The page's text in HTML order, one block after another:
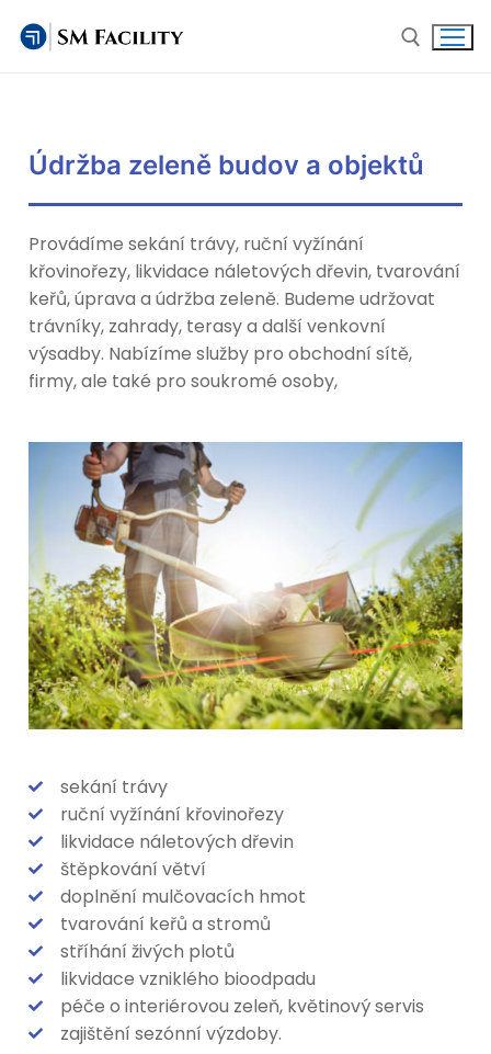
Domů
Facility management
Správa nemovitostí
Revize a servis technologií
Bezpečnostní služby
Úklidové služby
Úklid kanceláří
Úklid komerčních prostor
Úklid po malování Ostrava
Správa nájmů a bytů
Stavební a řemeslné práce
Malíři – Natěrači
Malíři Ostrava
Malíři Havířov
Malíři Karviná
Montáž sádrokartonu
Údržba zeleně
Novinky
O nás
Legislativa při správě nemovitostí
Kariéra
Údržba zeleně budov a objektů
Provádíme sekání trávy, ruční vyžínání
křovinořezy, likvidace náletových dřevin, tvarování
keřů, úprava a údržba zeleně. Budeme udržovat
trávníky, zahrady, terasy a další venkovní
výsadby. Nabízíme služby pro obchodní sítě,
firmy, ale také pro soukromé osoby,
sekání trávy
ruční vyžínání křovinořezy
likvidace náletových dřevin
štěpkování větví
doplnění mulčovacích hmot
tvarování keřů a stromů
stříhání živých plotů
likvidace vzniklého bioodpadu
péče o interiérovou zeleň, květinový servis
zajištění sezónní výzdoby.